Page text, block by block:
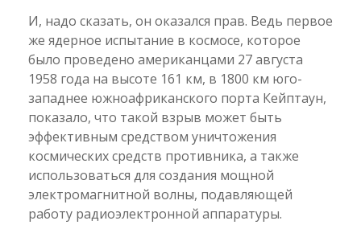
И, надо сказать, он оказался прав. Ведь первое
же ядерное испытание в космосе, которое
было проведено американцами 27 августа
1958 года на высоте 161 км, в 1800 км юго-
западнее южноафриканского порта Кейптаун,
показало, что такой взрыв может быть
эффективным средством уничтожения
космических средств противника, а также
использоваться для создания мощной
электромагнитной волны, подавляющей
работу радиоэлектронной аппаратуры.